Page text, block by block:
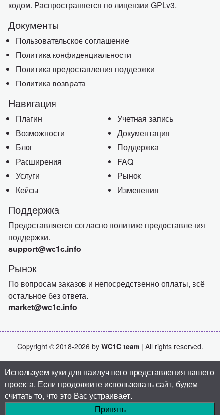
кодом. Распространяется по лицензии GPLv3.
Документы
Пользовательское соглашение
Политика конфиденциальности
Политика предоставления поддержки
Политика возврата
Навигация
Плагин
Возможности
Блог
Расширения
Услуги
Кейсы
Учетная запись
Документация
Поддержка
FAQ
Рынок
Изменения
Поддержка
Предоставляется согласно политике предоставления
поддержки.
support@wc1c.info
Рынок
По вопросам заказов и непосредственно оплаты, всё
остальное без ответа.
market@wc1c.info
Copyright © 2018-2026 by WC1C team| All rights reserved.
Используем куки для наилучшего представления нашего
проекта. Если продолжите использовать сайт, будем
считать то, что это Вас устраивает.
Принять